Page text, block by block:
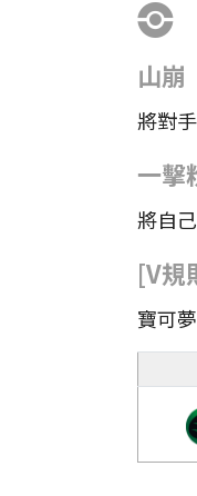
山崩
將對
一擊
將自
[V規
寶可